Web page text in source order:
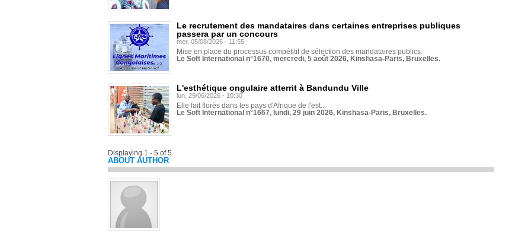
Le recrutement des mandataires dans certaines entreprises publiques
passera par un concours
mer, 05/08/2026 - 11:55
Mise en place du processus compétitif de sélection des mandataires publics.
Le Soft International n°1670, mercredi, 5 août 2026, Kinshasa-Paris, Bruxelles.
L'esthétique ongulaire atterrit à Bandundu Ville
lun, 29/06/2026 - 10:30
Elle fait florès dans les pays d'Afrique de l'est...
Le Soft International n°1667, lundi, 29 juin 2026, Kinshasa-Paris, Bruxelles.
Displaying 1 - 5 of 5
ABOUT AUTHOR